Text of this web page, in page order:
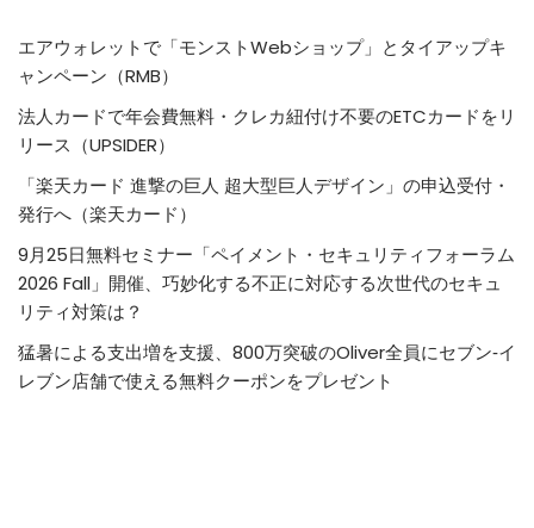
エアウォレットで「モンストWebショップ」とタイアップキ
ャンペーン（RMB）
法人カードで年会費無料・クレカ紐付け不要のETCカードをリ
リース（UPSIDER）
「楽天カード 進撃の巨人 超大型巨人デザイン」の申込受付・
発行へ（楽天カード）
9月25日無料セミナー「ペイメント・セキュリティフォーラム
2026 Fall」開催、巧妙化する不正に対応する次世代のセキュ
リティ対策は？
猛暑による支出増を支援、800万突破のOliver全員にセブン‐イ
レブン店舗で使える無料クーポンをプレゼント